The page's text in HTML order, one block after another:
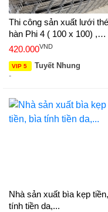
Thi công sản xuất lưới
hàn Phi 4 ( 100 x 100) ,
(150x150),(200x200) - toán
420.000VND
VIP 5 Tuyết Nhung
-
Nhà sản xuất bìa kẹp
tính tiền da,...